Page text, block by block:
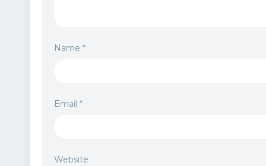
Name *
Email *
Website